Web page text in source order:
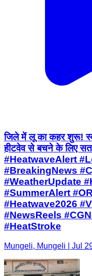
जिले में लू का कहर शुरू!
हीटवेव से बचने के लिए
#HeatwaveAlert
#BreakingNews
#WeatherUpdate
#SummerAlert
#Heatwave2026
#NewsReels
#HeatStroke
Mungeli, Mungeli | Jul